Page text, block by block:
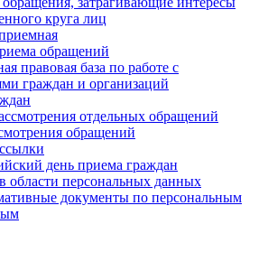
круга лиц
обращений
правовая база по работе с
граждан и организаций
отдельных обращений
обращений
день приема граждан
области персональных данных
документы по персональным